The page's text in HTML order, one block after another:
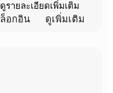
ดูรายละเอียดเพิ่มเติม
ล็อกอิน ดูเพิ่มเติม